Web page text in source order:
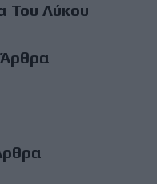
Του Λύκου
Άρθρα